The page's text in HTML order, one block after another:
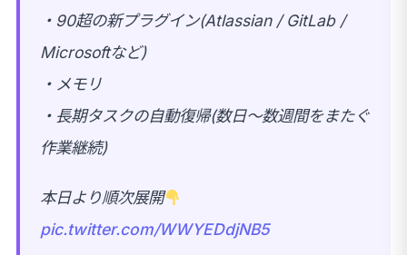
・90超の新プラグイン(Atlassian / GitLab /
Microsoftなど)
・メモリ
・長期タスクの自動復帰(数日〜数週間をまたぐ
作業継続)
本日より順次展開
pic.twitter.com/WWYEDdjNB5